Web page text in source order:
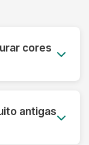
cores
das cores,
antigas